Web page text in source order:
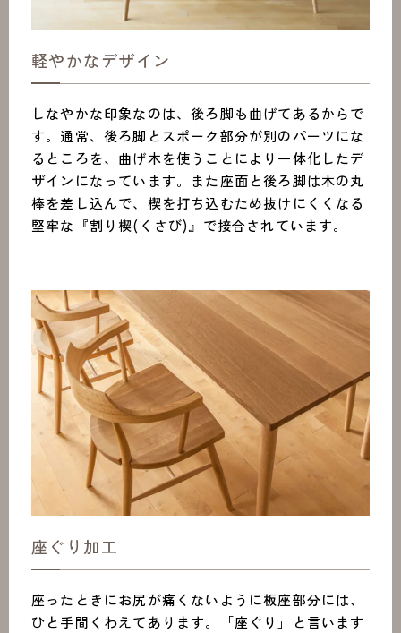
軽やかなデザイン
しなやかな印象なのは、後ろ脚も曲げてあるからで
す。通常、後ろ脚とスポーク部分が別のパーツにな
るところを、曲げ木を使うことにより一体化したデ
ザインになっています。また座面と後ろ脚は木の丸
棒を差し込んで、楔を打ち込むため抜けにくくなる
堅牢な『割り楔(くさび)』で接合されています。
座ぐり加工
座ったときにお尻が痛くないように板座部分には、
ひと手間くわえてあります。「座ぐり」と言います